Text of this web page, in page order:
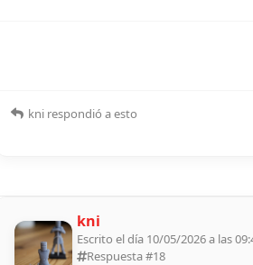
kni respondió a esto
kni
Escrito el día 10/05/2026 a las
Respuesta #18